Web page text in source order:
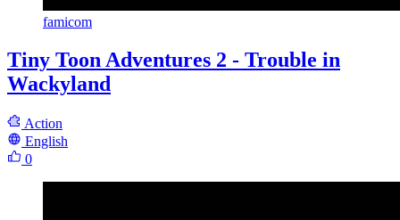
famicom
Tiny Toon Adventures 2 - Trouble in
Wackyland
Action
English
0